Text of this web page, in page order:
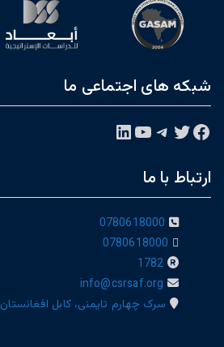
شبکه های اجتماعی ما
فیس‌بوکتوییتر تلگرام یوتیوبلینکداین
ارتباط با ما
0780618000
0780618000
1782
info@csrsaf.org
سرک چهارم تایمنی، کابل افغانستان